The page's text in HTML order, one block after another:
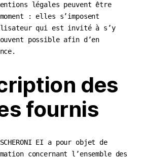
légales peuvent être
: elles s’imposent
qui est invité à s’y
possible afin d’en
des
fournis
EI a pour objet de
concernant l’ensemble des